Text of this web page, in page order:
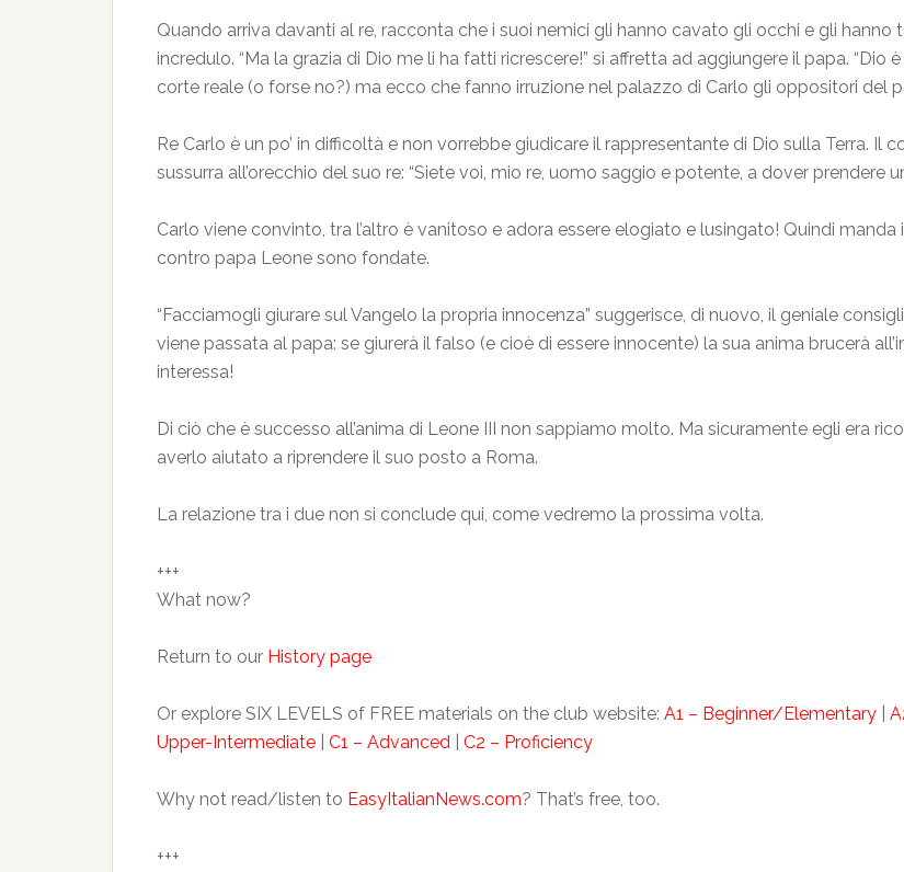
Quando arriva davanti al re, racconta che i suoi nemici gli hanno cavato gli occhi e gli hanno
incredulo. “Ma la grazia di Dio me li ha fatti ricrescere!” si affretta ad aggiungere il papa.
corte reale (o forse no?) ma ecco che fanno irruzione nel palazzo di Carlo gli oppositori del
Re Carlo è un po’ in difficoltà e non vorrebbe giudicare il rappresentante di Dio sulla Terra. Il
sussurra all’orecchio del suo re: “Siete voi, mio re, uomo saggio e potente, a dover prendere
Carlo viene convinto, tra l’altro è vanitoso e adora essere elogiato e lusingato! Quindi
contro papa Leone sono fondate.
“Facciamogli giurare sul Vangelo la propria innocenza” suggerisce, di nuovo, il geniale
viene passata al papa: se giurerà il falso (e cioè di essere innocente) la sua anima brucerà
interessa!
Di ciò che è successo all’anima di Leone III non sappiamo molto. Ma sicuramente egli era
averlo aiutato a riprendere il suo posto a Roma.
La relazione tra i due non si conclude qui, come vedremo la prossima volta.
+++
What now?
Return to our History page
Or explore SIX LEVELS of FREE materials on the club website: A1 – Beginner/Elementary
Upper-Intermediate
C1 – Advanced C2 – Proficiency
Why not read/listen to EasyItalianNews.com? That’s free, too.
+++